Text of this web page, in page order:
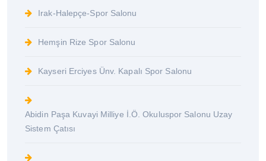
Irak-Halepçe-Spor Salonu
Hemşin Rize Spor Salonu
Kayseri Erciyes Ünv. Kapalı Spor Salonu
Abidin Paşa Kuvayi Milliye İ.Ö. Okuluspor Salonu Uzay
Sistem Çatısı